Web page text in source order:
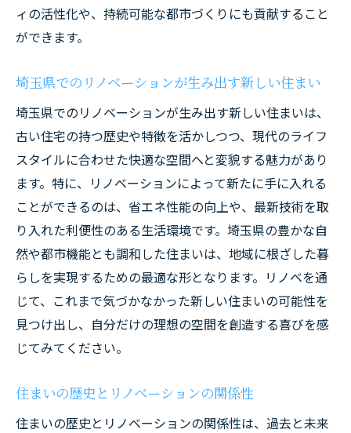
ィの活性化や、持続可能な都市づくりにも貢献すること
ができます。
埼玉県でのリノベーションが生み出す新しい住まい
埼玉県でのリノベーションが生み出す新しい住まいは、
古い住宅の持つ歴史や特徴を活かしつつ、現代のライフ
スタイルに合わせた快適な空間へと変貌する魅力があり
ます。特に、リノベーションによって新たに手に入れる
ことができるのは、省エネ性能の向上や、最新技術を取
り入れた利便性のある生活環境です。埼玉県の豊かな自
然や都市機能とも調和した住まいは、地域に根ざした暮
らしを実現するための最適な形となります。リノベを通
じて、これまで気づかなかった新しい住まいの可能性を
見つけ出し、自分だけの理想の空間を創造する喜びを感
じてみてください。
住まいの歴史とリノベーションの関係性
住まいの歴史とリノベーションの関係性は、過去と未来